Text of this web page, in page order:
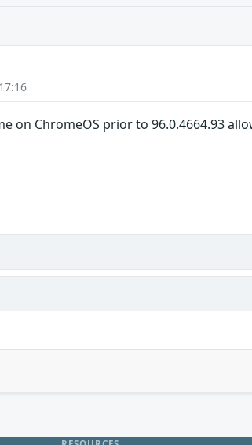
on ChromeOS prior to 96.0.4664.93